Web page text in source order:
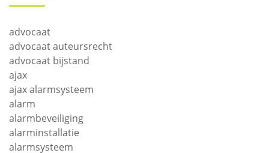
advocaat
advocaat auteursrecht
advocaat bijstand
ajax
ajax alarmsysteem
alarm
alarmbeveiliging
alarminstallatie
alarmsysteem